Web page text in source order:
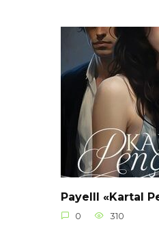
Payelll «Kartal
0 310